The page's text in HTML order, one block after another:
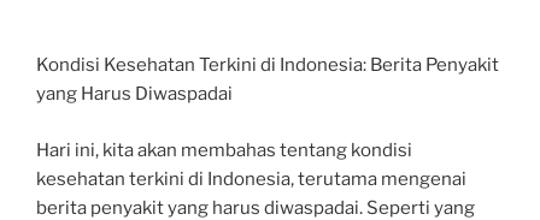
Kondisi Kesehatan Terkini di Indonesia: Berita Penyakit
yang Harus Diwaspadai
Hari ini, kita akan membahas tentang kondisi
kesehatan terkini di Indonesia, terutama mengenai
berita penyakit yang harus diwaspadai. Seperti yang